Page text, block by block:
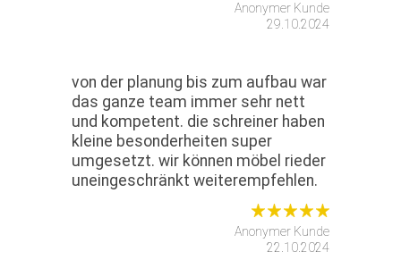
Anonymer Kunde
29.10.2024
von der planung bis zum aufbau war
das ganze team immer sehr nett
und kompetent. die schreiner haben
kleine besonderheiten super
umgesetzt. wir können möbel rieder
uneingeschränkt weiterempfehlen.
Anonymer Kunde
22.10.2024